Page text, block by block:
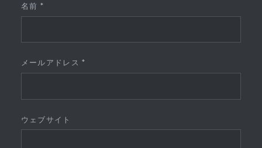
名前 *
メールアドレス*
ウェブサイト